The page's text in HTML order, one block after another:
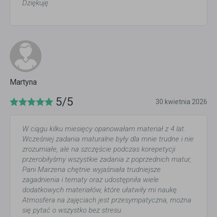
Dziękuję
Martyna
5/5 30 kwietnia 2026
W ciągu kilku miesięcy opanowałam materiał z 4 lat.
Wcześniej zadania maturalne były dla mnie trudne i nie
zrozumiałe, ale na szczęście podczas korepetycji
przerobiłyśmy wszystkie zadania z poprzednich matur,
Pani Marzena chętnie wyjaśniała trudniejsze
zagadnienia i tematy oraz udostępniła wiele
dodatkowych materiałów, które ułatwiły mi naukę.
Atmosfera na zajęciach jest przesympatyczna, można
się pytać o wszystko bez stresu.